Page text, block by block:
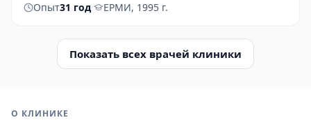
Опыт31 год· ЕРМИ, 1995 г.
Показать всех врачей клиники
О КЛИНИКЕ